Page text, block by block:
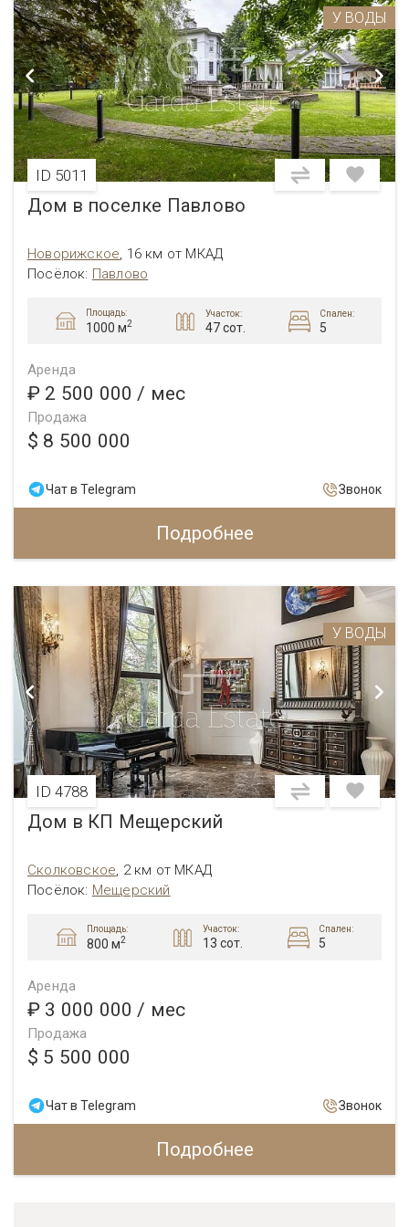
У ВОДЫ
ID 5011
Дом в поселке Павлово
Новорижское, 16 км от МКАД
Посёлок: Павлово
Площадь:
1000 м2
Участок:
47 сот.
Спален:
5
Аренда
₽ 2 500 000/ мес
Продажа
$ 8 500 000
Чат в Telegram Звонок
Подробнее
У ВОДЫ
ID 4788
Дом в КП Мещерский
Сколковское, 2 км от МКАД
Посёлок: Мещерский
Площадь:
800 м2
Участок:
13 сот.
Спален:
5
Аренда
₽ 3 000 000 / мес
Продажа
$ 5 500 000
Чат в Telegram Звонок
Подробнее